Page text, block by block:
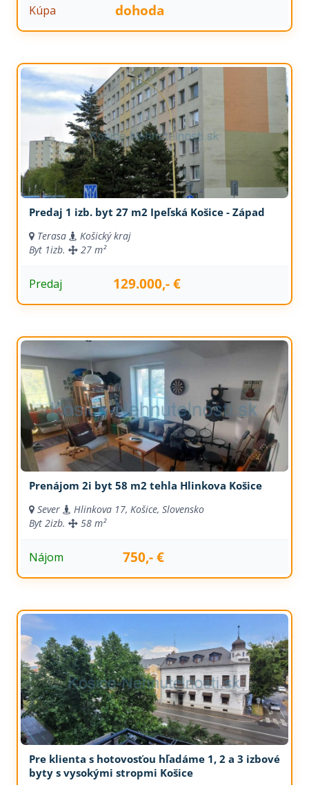
Kúpa dohoda
Predaj 1 izb. byt 27 m2 Ipeľská Košice - Západ
Terasa
Košický kraj
Byt 1izb. 27 m²
Predaj 129.000,- €
Prenájom 2i byt 58 m2 tehla Hlinkova Košice
Sever
Hlinkova 17, Košice, Slovensko
Byt 2izb. 58 m²
Nájom 750,- €
Pre klienta s hotovosťou hľadáme 1, 2 a 3 izbové
byty s vysokými stropmi Košice